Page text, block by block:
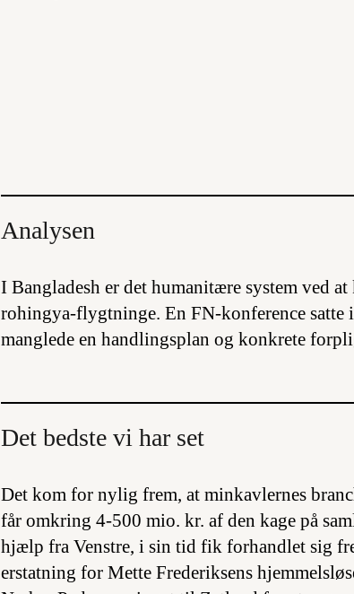
Analysen
I Bangladesh er det humanitære system ved
rohingya-flygtninge. En FN-konference satte
manglede en handlingsplan og konkrete
Det bedste vi har set
Det kom for nylig frem, at minkavlernes
får omkring 4-500 mio. kr. af den kage på
hjælp fra Venstre, i sin tid fik forhandlet sig
erstatning for Mette Frederiksens